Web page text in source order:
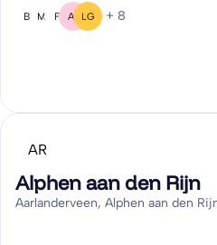
BG MV F( AS LG + 8
AR
Alphen aan den Rijn
Aarlanderveen, Alphen aan den